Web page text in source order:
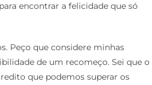
encontrar a felicidade que só
Peço que considere minhas
de um recomeço. Sei que o
que podemos superar os